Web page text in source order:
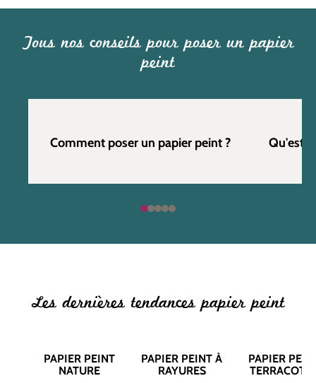
Tous nos conseils pour poser un papier
peint
Comment poser un papier peint ? Qu'est
Les dernières tendances papier peint
PAPIER PEINT
NATURE
PAPIER PEINT À
RAYURES
PAPIER